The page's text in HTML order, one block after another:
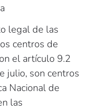
legal de las
centros de
el artículo 9.2
julio, son centros
Nacional de
las